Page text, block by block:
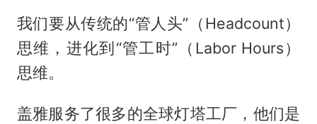
我们要从传统的“管人头”（Headcount）
思维，进化到“管工时”（Labor Hours）
思维。
盖雅服务了很多的全球灯塔工厂，他们是